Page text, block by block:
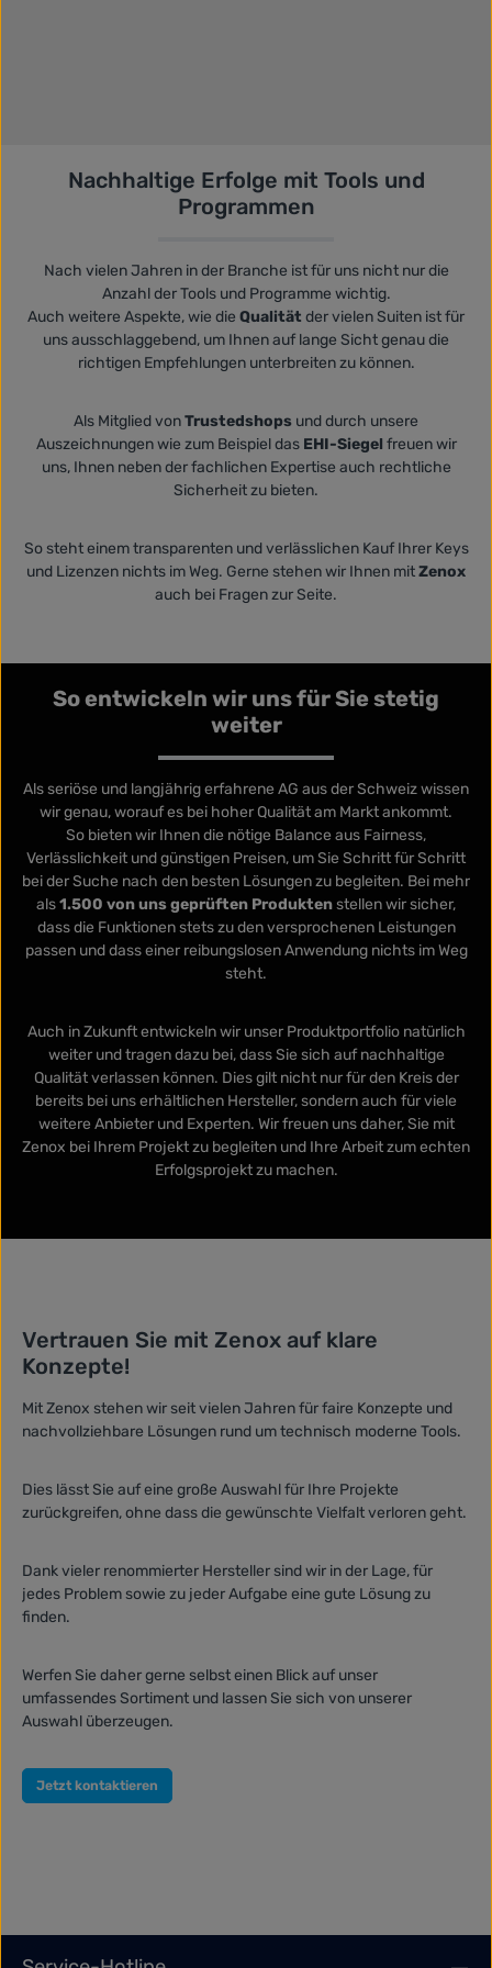
Nachhaltige Erfolge mit Tools und
Programmen
Nach vielen Jahren in der Branche ist für uns nicht nur die
Anzahl der Tools und Programme wichtig.
Auch weitere Aspekte, wie die Qualität der vielen Suiten ist für
uns ausschlaggebend, um Ihnen auf lange Sicht genau die
richtigen Empfehlungen unterbreiten zu können.
Als Mitglied vonTrustedshops und durch unsere
Auszeichnungen wie zum Beispiel das EHI-Siegel freuen wir
uns, Ihnen neben der fachlichen Expertise auch rechtliche
Sicherheit zu bieten.
So steht einem transparenten und verlässlichen Kauf Ihrer Keys
und Lizenzen nichts im Weg. Gerne stehen wir Ihnen mitZenox
auch bei Fragen zur Seite.
So entwickeln wir uns für Sie stetig
weiter
Als seriöse und langjährig erfahrene AG aus der Schweiz wissen
wir genau, worauf es bei hoher Qualität am Markt ankommt.
So bieten wir Ihnen die nötige Balance aus Fairness,
Verlässlichkeit und günstigen Preisen, um Sie Schritt für Schritt
bei der Suche nach den besten Lösungen zu begleiten. Bei mehr
als1.500 von uns geprüften Produktenstellen wir sicher,
dass die Funktionen stets zu den versprochenen Leistungen
passen und dass einer reibungslosen Anwendung nichts im Weg
steht.
Auch in Zukunft entwickeln wir unser Produktportfolio natürlich
weiter und tragen dazu bei, dass Sie sich auf nachhaltige
Qualität verlassen können. Dies gilt nicht nur für den Kreis der
bereits bei uns erhältlichen Hersteller, sondern auch für viele
weitere Anbieter und Experten. Wir freuen uns daher, Sie mit
Zenox bei Ihrem Projekt zu begleiten und Ihre Arbeit zum echten
Erfolgsprojekt zu machen.
Vertrauen Sie mit Zenox auf klare
Konzepte!
Mit Zenox stehen wir seit vielen Jahren für faire Konzepte und
nachvollziehbare Lösungen rund um technisch moderne Tools.
Dies lässt Sie auf eine große Auswahl für Ihre Projekte
zurückgreifen, ohne dass die gewünschte Vielfalt verloren geht.
Dank vieler renommierter Hersteller sind wir in der Lage, für
jedes Problem sowie zu jeder Aufgabe eine gute Lösung zu
finden.
Werfen Sie daher gerne selbst einen Blick auf unser
umfassendes Sortiment und lassen Sie sich von unserer
Auswahl überzeugen.
Jetzt kontaktieren